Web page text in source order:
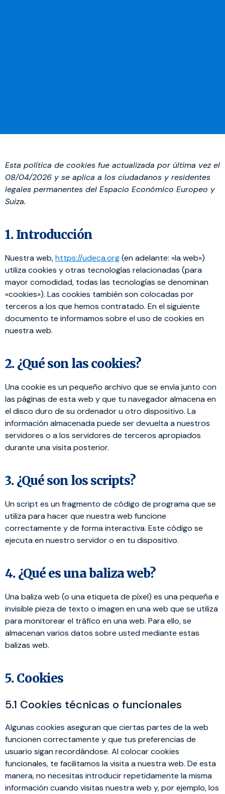
Esta política de cookies fue actualizada por última vez el
08/04/2026 y se aplica a los ciudadanos y residentes
legales permanentes del Espacio Económico Europeo y
Suiza.
1. Introducción
Nuestra web,https://udeca.org(en adelante: «la web»)
utiliza cookies y otras tecnologías relacionadas (para
mayor comodidad, todas las tecnologías se denominan
«cookies»). Las cookies también son colocadas por
terceros a los que hemos contratado. En el siguiente
documento te informamos sobre el uso de cookies en
nuestra web.
2. ¿Qué son las cookies?
Una cookie es un pequeño archivo que se envía junto con
las páginas de esta web y que tu navegador almacena en
el disco duro de su ordenador u otro dispositivo. La
información almacenada puede ser devuelta a nuestros
servidores o a los servidores de terceros apropiados
durante una visita posterior.
3. ¿Qué son los scripts?
Un script es un fragmento de código de programa que se
utiliza para hacer que nuestra web funcione
correctamente y de forma interactiva. Este código se
ejecuta en nuestro servidor o en tu dispositivo.
4. ¿Qué es una baliza web?
Una baliza web (o una etiqueta de píxel) es una pequeña e
invisible pieza de texto o imagen en una web que se utiliza
para monitorear el tráfico en una web. Para ello, se
almacenan varios datos sobre usted mediante estas
balizas web.
5. Cookies
5.1 Cookies técnicas o funcionales
Algunas cookies aseguran que ciertas partes de la web
funcionen correctamente y que tus preferencias de
usuario sigan recordándose. Al colocar cookies
funcionales, te facilitamos la visita a nuestra web. De esta
manera, no necesitas introducir repetidamente la misma
información cuando visitas nuestra web y, por ejemplo, los